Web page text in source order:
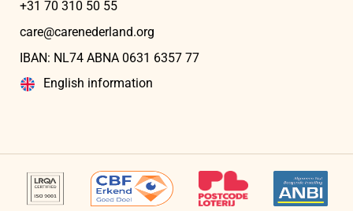
+31 70 310 50 55
care@carenederland.org
IBAN: NL74 ABNA 06‍31 6‍357‍ 77
English information